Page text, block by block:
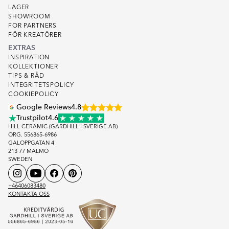
LAGER
SHOWROOM
FOR PARTNERS
FÖR KREATÖRER
EXTRAS
INSPIRATION
KOLLEKTIONER
TIPS & RÅD
INTEGRITETSPOLICY
COOKIEPOLICY
Google Reviews4.8
Trustpilot4.6
HILL CERAMIC (GARDHILL I SVERIGE AB)
ORG. 556865-6986
GALOPPGATAN 4
213 77 MALMÖ
SWEDEN
+46406083480
KONTAKTA OSS